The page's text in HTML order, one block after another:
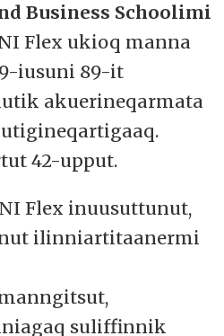
Business Schoolimi
Flex ukioq manna
iusuni 89-it
akuerineqarmata
42-upput.
Flex inuusuttunut,
ilinniartitaanermi
suliffinnik